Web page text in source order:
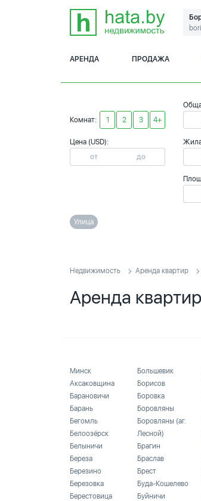
АРЕНДА ПРОДАЖА
Комнат: 1 2 3 4+
Цена (USD):
Улица
Недвижимость Аренда квартир
Аренда
Минск
Аксаковщина
Барановичи
Барань
Бегомль
Белоозёрск
Белыничи
Береза
Березино
Березовка
Берестовица
Большевик
Борисов
Боровка
Боровляны
Боровляны (аг.
Лесной)
Брагин
Браслав
Брест
Буда-Кошелево
Буйничи